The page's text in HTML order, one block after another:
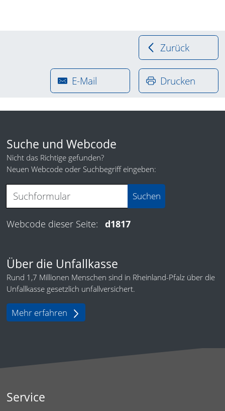
Zurück
E-Mail Drucken
Suche und Webcode
Nicht das Richtige gefunden?
Neuen Webcode oder Suchbegriff eingeben:
Webcode dieser Seite: d1817
Über die Unfallkasse
Rund 1,7 Millionen Menschen sind in Rheinland-Pfalz über die
Unfallkasse gesetzlich unfallversichert.
Mehr erfahren
Service